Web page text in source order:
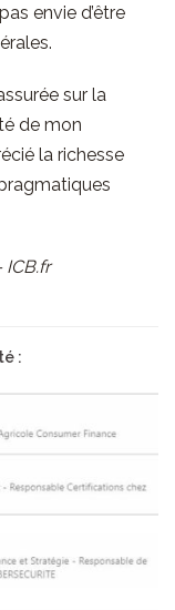
envie d’être
sur la
de mon
la richesse
ICB.fr
: